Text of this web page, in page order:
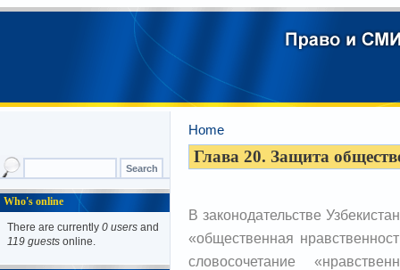
Home
Глава 20. Защита
В законодательстве
«общественная
словосочетание
Who's online
There are currently 0 users and
119 guests online.